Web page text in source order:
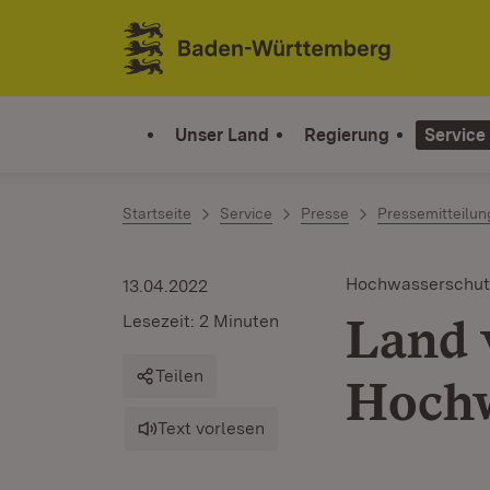
Zum Inhalt springen
Link zur Startseite
Unser Land Regierung Service
Startseite Service Presse
Land
13.04.2022
Lesezeit: 2 Minuten
Teilen
Text vorlesen